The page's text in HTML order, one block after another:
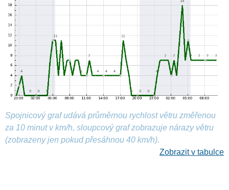
Spojnicový graf udává průměrnou rychlost větru změřenou
za 10 minut v km/h, sloupcový graf zobrazuje nárazy větru
(zobrazeny jen pokud přesáhnou 40 km/h).
Zobrazit v tabulce